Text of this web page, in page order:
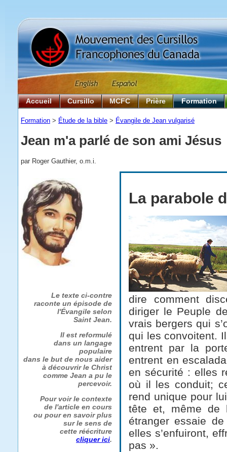
Accueil Cursillo MCFC Prière Formation
Formation > Étude de la bible > Évangile de Jean vulgarisé
Jean m'a parlé de son ami Jésus
par Roger Gauthier, o.m.i.
Le texte ci-contre
raconte un épisode de
l'Évangile selon
Saint Jean.
Il est reformulé
dans un langage
populaire
dans le but de nous aider
à découvrir le Christ
comme Jean a pu le
percevoir.
Pour voir le contexte
de l'article en cours
ou pour en savoir plus
sur le sens de
cette réécriture
cliquer ici.
La parabole
dire comment
diriger le Peuple
vrais bergers qui
qui les convoitent.
entrent par la
entrent en
en sécurité : elles
où il les conduit;
rend unique pour
tête et, même de
étranger essaie
elles s’enfuiront,
pas ».